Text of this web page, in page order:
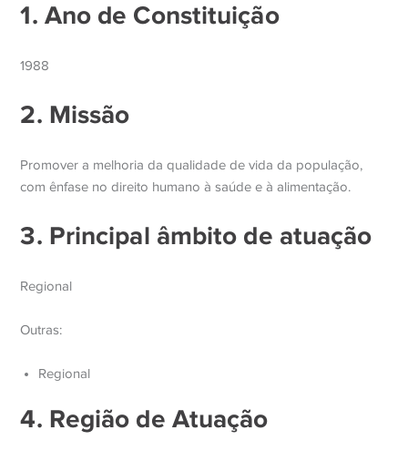
1. Ano de Constituição
1988
2. Missão
Promover a melhoria da qualidade de vida da população,
com ênfase no direito humano à saúde e à alimentação.
3. Principal âmbito de atuação
Regional
Outras:
Regional
4. Região de Atuação